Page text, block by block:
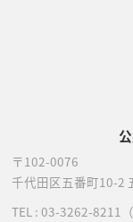
〒102-0076
千代田区五番町10-2
TEL : 03-3262-8211